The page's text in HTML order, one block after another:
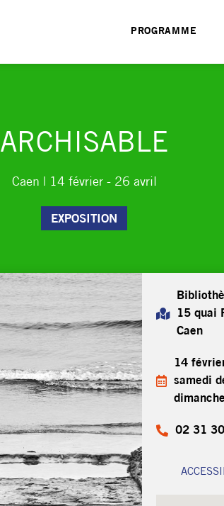
PROGRAMME
ARCHISABLE
Caen | 14 février - 26 avril
EXPOSITION
15 quai
Caen
14
samedi
02 31